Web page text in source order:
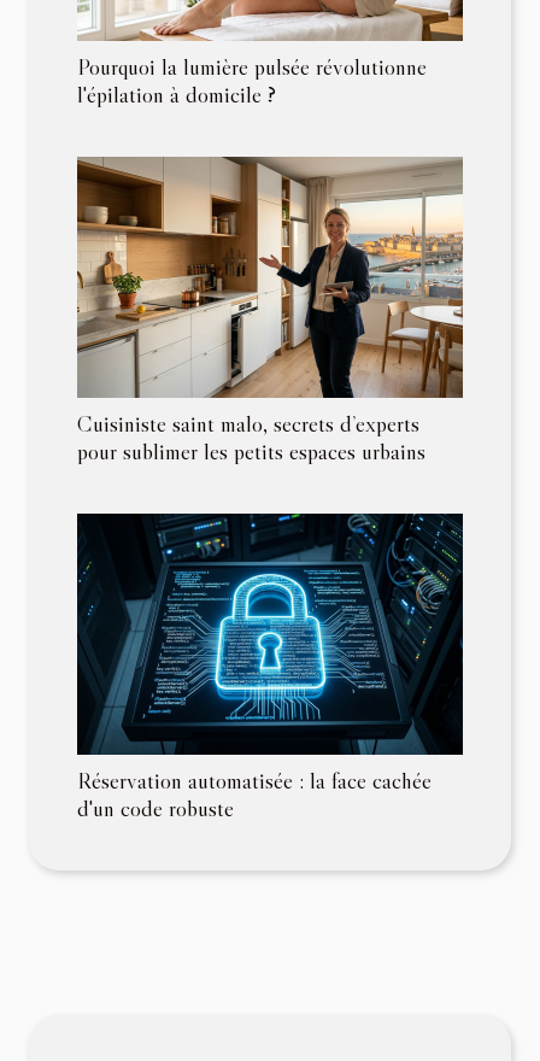
Pourquoi la lumière pulsée révolutionne
l'épilation à domicile ?
Cuisiniste saint malo, secrets d’experts
pour sublimer les petits espaces urbains
Réservation automatisée : la face cachée
d'un code robuste